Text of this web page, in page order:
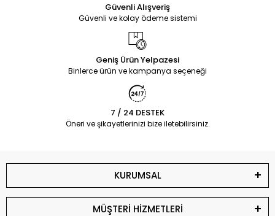
Güvenli Alışveriş
Güvenli ve kolay ödeme sistemi
Geniş Ürün Yelpazesi
Binlerce ürün ve kampanya seçeneği
7 / 24 DESTEK
Öneri ve şikayetlerinizi bize iletebilirsiniz.
KURUMSAL
MÜŞTERİ HİZMETLERİ